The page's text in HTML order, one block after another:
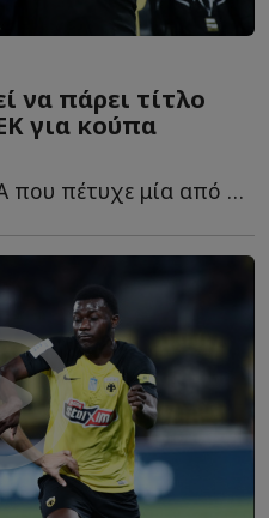
να πάρει τίτλο
για κούπα
Η ΠΑΟΚΑΡΑ ΓΙΑ ΦΙΛΗΜΑ που πέτυχε μία από τις λαμπρότερες ν...